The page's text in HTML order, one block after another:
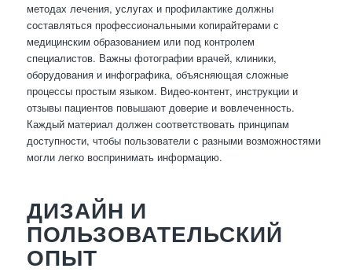
методах лечения, услугах и профилактике должны
составляться профессиональными копирайтерами с
медицинским образованием или под контролем
специалистов. Важны фотографии врачей, клиники,
оборудования и инфографика, объясняющая сложные
процессы простым языком. Видео-контент, инструкции и
отзывы пациентов повышают доверие и вовлеченность.
Каждый материал должен соответствовать принципам
доступности, чтобы пользователи с разными возможностями
могли легко воспринимать информацию.
ДИЗАЙН И
ПОЛЬЗОВАТЕЛЬСКИЙ
ОПЫТ